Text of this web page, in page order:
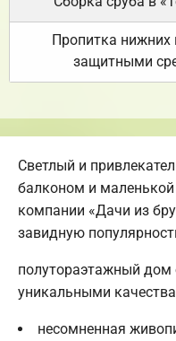
Пропитка нижних
защитными
Светлый и
балконом и
компании «Дачи из
завидную
полутораэтажный
уникальными
несомненная